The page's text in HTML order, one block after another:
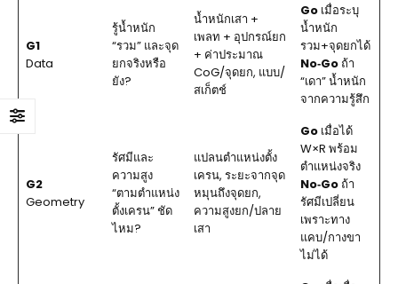
G1
Data
รู้น้ำหนัก
“รวม” และจุด
ยกจริงหรือ
ยัง?
น้ำหนักเสา +
เพลท + อุปกรณ์ยก
+ ค่าประมาณ
CoG/จุดยก, แบบ/
สเก็ตช์
Go เมื่อระบุ
น้ำหนัก
รวม+จุดยกได้
No‑Go ถ้า
“เดา” น้ำหนัก
จากความรู้สึก
G2
Geometry
รัศมีและ
ความสูง
“ตามตำแหน่ง
ตั้งเครน” ชัด
ไหม?
แปลนตำแหน่งตั้ง
เครน, ระยะจากจุด
หมุนถึงจุดยก,
ความสูงยก/ปลาย
เสา
Go เมื่อได้
W×R พร้อม
ตำแหน่งจริง
No‑Go ถ้า
รัศมีเปลี่ยน
เพราะทาง
แคบ/กางขา
ไม่ได้